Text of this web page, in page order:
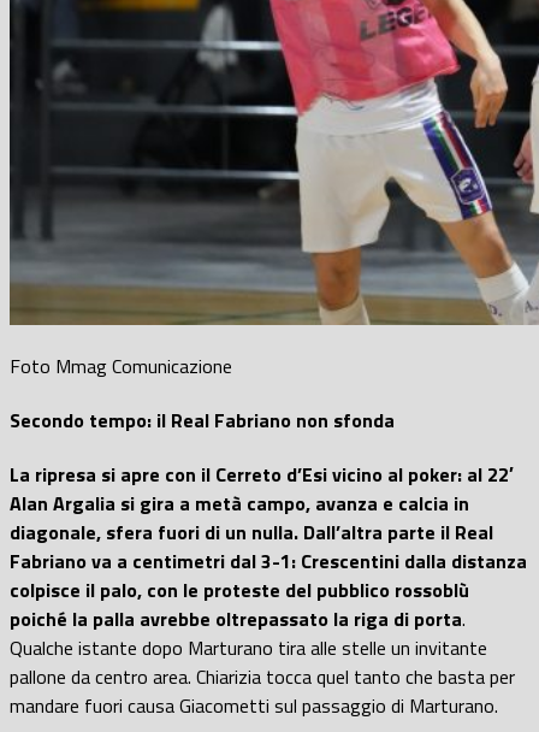
Foto Mmag Comunicazione
Secondo tempo: il Real Fabriano non sfonda
La ripresa si apre con il Cerreto d’Esi vicino al poker: al 22′
Alan Argalia si gira a metà campo, avanza e calcia in
diagonale, sfera fuori di un nulla. Dall’altra parte il Real
Fabriano va a centimetri dal 3-1: Crescentini dalla distanza
colpisce il palo, con le proteste del pubblico rossoblù
poiché la palla avrebbe oltrepassato la riga di porta.
Qualche istante dopo Marturano tira alle stelle un invitante
pallone da centro area. Chiarizia tocca quel tanto che basta per
mandare fuori causa Giacometti sul passaggio di Marturano.